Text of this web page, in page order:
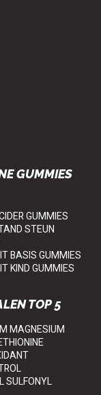
GUMMIES
GUMMIES
STEUN
BASIS GUMMIES
KIND GUMMIES
TOP 5
MAGNESIUM
SULFONYL